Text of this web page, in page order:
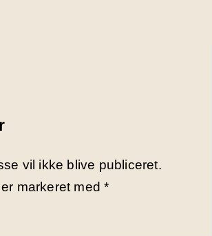
vil ikke blive publiceret.
markeret med*